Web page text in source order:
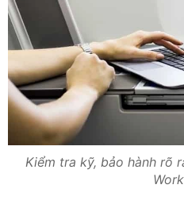
Kiểm tra kỹ, bảo hành rõ